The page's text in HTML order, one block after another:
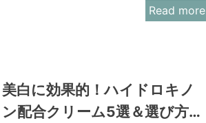
Read more
美白に効果的！ハイドロキノ
ン配合クリーム5選＆選び方…